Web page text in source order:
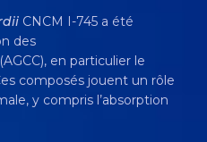
CNCM I-745 a été
des
(AGCC), en particulier le
composés jouent un rôle
y compris l’absorption